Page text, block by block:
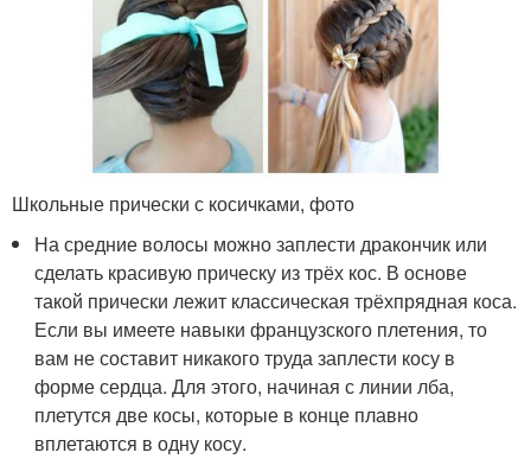
Школьные прически с косичками, фото
На средние волосы можно заплести дракончик или
сделать красивую прическу из трёх кос. В основе
такой прически лежит классическая трёхпрядная коса.
Если вы имеете навыки французского плетения, то
вам не составит никакого труда заплести косу в
форме сердца. Для этого, начиная с линии лба,
плетутся две косы, которые в конце плавно
вплетаются в одну косу.